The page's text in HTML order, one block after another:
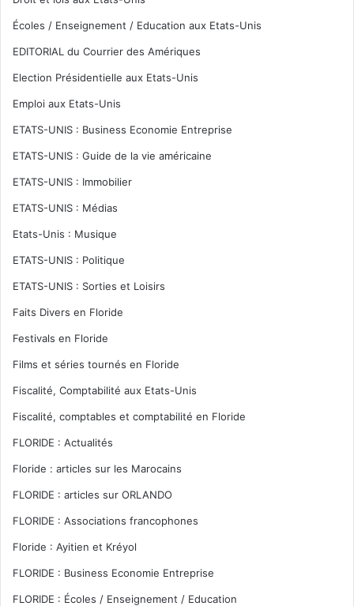
Écoles / Enseignement / Education aux Etats-Unis
EDITORIAL du Courrier des Amériques
Election Présidentielle aux Etats-Unis
Emploi aux Etats-Unis
ETATS-UNIS : Business Economie Entreprise
ETATS-UNIS : Guide de la vie américaine
ETATS-UNIS : Immobilier
ETATS-UNIS : Médias
Etats-Unis : Musique
ETATS-UNIS : Politique
ETATS-UNIS : Sorties et Loisirs
Faits Divers en Floride
Festivals en Floride
Films et séries tournés en Floride
Fiscalité, Comptabilité aux Etats-Unis
Fiscalité, comptables et comptabilité en Floride
FLORIDE : Actualités
Floride : articles sur les Marocains
FLORIDE : articles sur ORLANDO
FLORIDE : Associations francophones
Floride : Ayitien et Kréyol
FLORIDE : Business Economie Entreprise
FLORIDE : Écoles / Enseignement / Education